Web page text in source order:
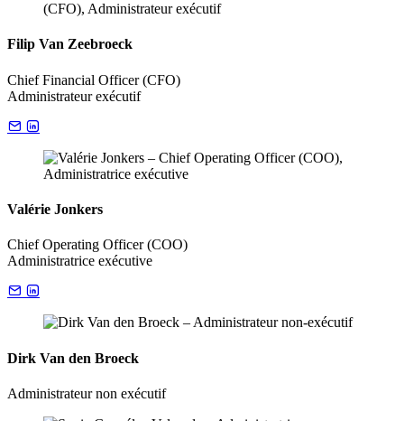
Filip Van Zeebroeck
Chief Financial Officer (CFO)
Administrateur exécutif
Valérie Jonkers
Chief Operating Officer (COO)
Administratrice exécutive
Dirk Van den Broeck
Administrateur non exécutif